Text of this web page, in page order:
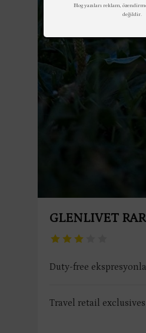
GLENLIVET
Duty-free
Travel retail
Blog yazıları reklam,
değildir.